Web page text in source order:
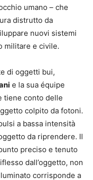
umano – che
distrutto da
nuovi sistemi
militare e civile.
di oggetti bui,
e la sua équipe
tiene conto delle
colpito da fotoni.
a bassa intensità
da riprendere. Il
preciso e tenuto
dall’oggetto, non
corrisponde a